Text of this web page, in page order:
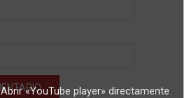
Abrir «YouTube player» directamente